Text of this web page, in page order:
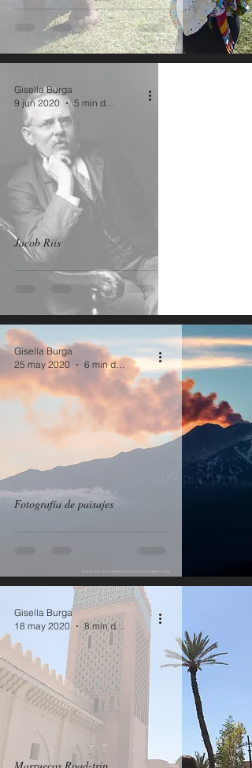
Jacob Riis
Gisella Burga
9 jun 2020
5 min de lectura
Fotografía de paisajes
Gisella Burga
25 may 2020
6 min de lectura
Gisella Burga
18 may 2020
8 min de lectura